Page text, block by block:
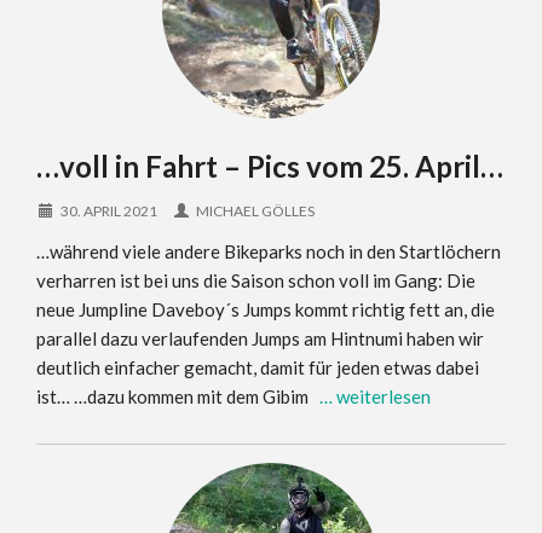
…voll in Fahrt – Pics vom 25. April…
30. APRIL 2021 MICHAEL GÖLLES
…während viele andere Bikeparks noch in den Startlöchern
verharren ist bei uns die Saison schon voll im Gang: Die
neue Jumpline Daveboy´s Jumps kommt richtig fett an, die
parallel dazu verlaufenden Jumps am Hintnumi haben wir
deutlich einfacher gemacht, damit für jeden etwas dabei
ist… …dazu kommen mit dem Gibim … weiterlesen